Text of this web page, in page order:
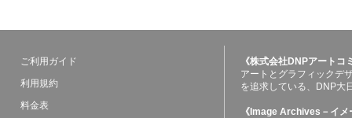
ご利用ガイド
利用規約
料金表
《株式会社DNPアート
アートとグラフィックデ
を追求している、DNP大
《Image Archives－イ